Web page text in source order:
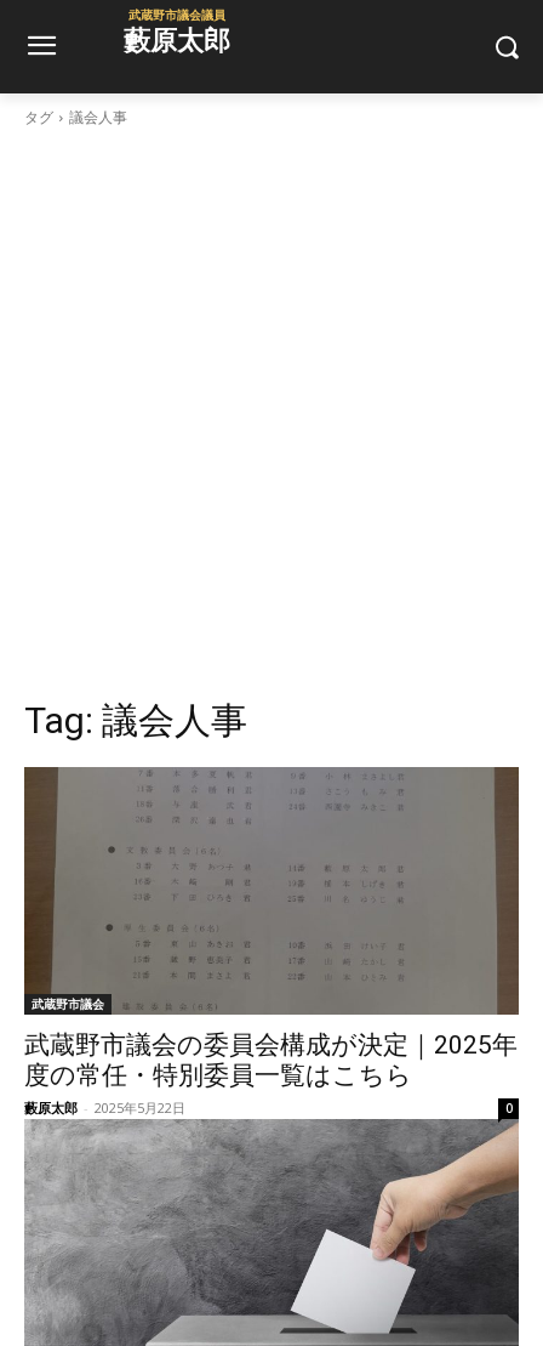
武蔵野市議会議員
藪原太郎
タグ 議会人事
Tag: 議会人事
武蔵野市議会
武蔵野市議会の委員会構成が決定｜2025年
度の常任・特別委員一覧はこちら
藪原太郎 - 2025年5月22日 0